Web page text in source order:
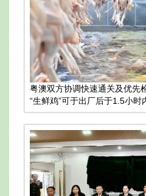
粤澳双方协调快速通关及优先
“生鲜鸡”可于出厂后于1.5小时